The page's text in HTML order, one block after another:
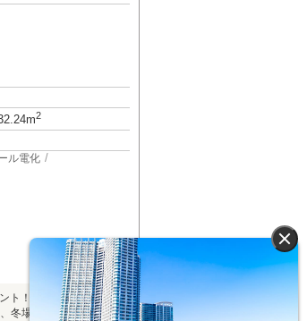
2
ル電化
ト！】●一ノ木戸小学
冬場の除雪負担を軽減
×